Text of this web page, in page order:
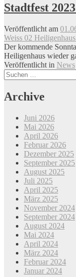
Stadtfest
Veröffentlicht am
Weiss 02
Der kommende
Heiligenhaus wieder
Veröffentlicht in News
Beitrags-
Navigation
Suchen
nach:
Archive
Juni 2026
Mai 2026
April 2026
Februar 2026
Dezember 2025
September 2025
August 2025
Juli 2025
April 2025
März 2025
November 2024
September 2024
August 2024
Mai 2024
April 2024
März 2024
Februar 2024
Januar 2024